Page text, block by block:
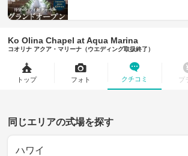
Ko Olina Chapel at Aqua Marina
コオリナ アクア・マリーナ（ウエディング取扱終了）
トップ フォト クチコミ プ
同じエリアの式場を探す
ハワイ